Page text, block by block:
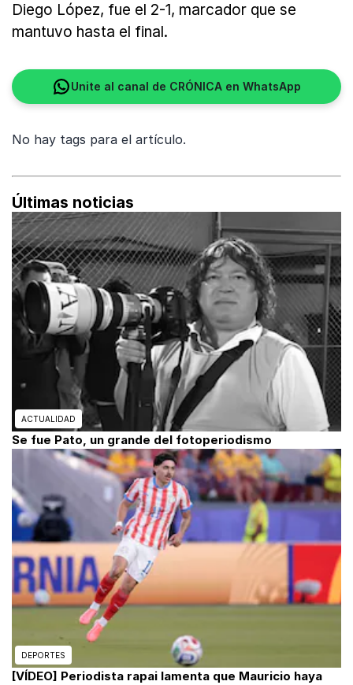
Diego López, fue el 2-1, marcador que se
mantuvo hasta el final.
Unite al canal de CRÓNICA en WhatsApp
No hay tags para el artículo.
Últimas noticias
ACTUALIDAD
Se fue Pato, un grande del fotoperiodismo
DEPORTES
[VÍDEO] Periodista rapai lamenta que Mauricio haya